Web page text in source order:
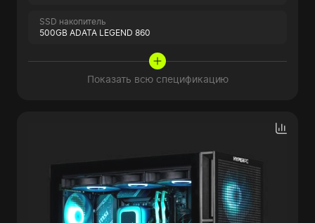
SSD накопитель
500GB ADATA LEGEND 860
Показать всю спецификацию